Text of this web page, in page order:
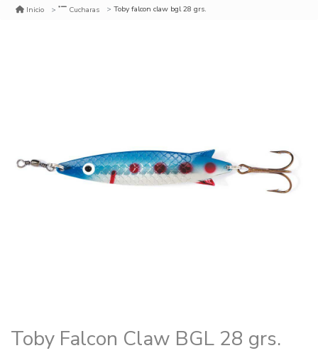
Inicio Cucharas Toby falcon claw bgl 28 grs.
Toby Falcon Claw BGL 28 grs.